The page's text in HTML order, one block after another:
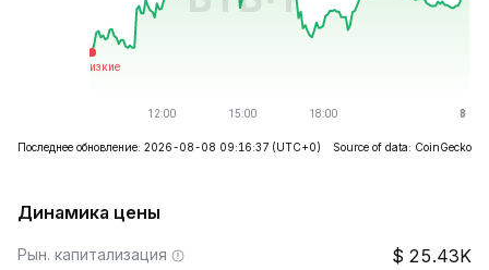
Последнее обновление: 2026-08-08 09:16:37 (UTC+0) Source of data: CoinGecko
Динамика цены
Рын. капитализация 25.43K